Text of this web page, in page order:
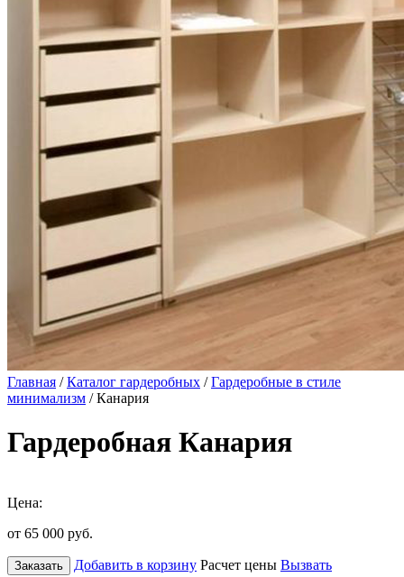
Главная /Каталог гардеробных /Гардеробные в стиле
минимализм / Канария
Гардеробная Канария
Цена:
от 65 000 руб.
Заказать Добавить в корзину Расчет цены Вызвать